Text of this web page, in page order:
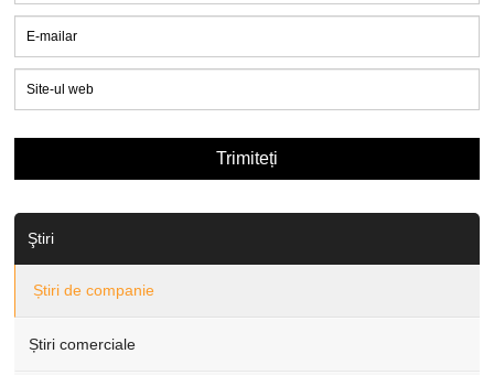
Ştiri
Știri de companie
Știri comerciale